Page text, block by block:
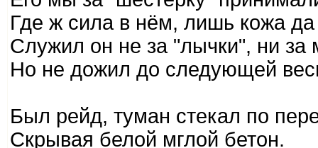
Где ж сила в нём, лишь кожа
Служил он не за "лычки", ни за
Но не дожил до следующей
Был рейд, туман стекал по
Скрывая белой мглой бетон.